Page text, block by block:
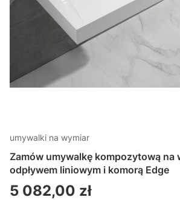
umywalki na wymiar
Zamów umywalkę kompozytową na
odpływem liniowym i komorą Edge
Cena
5 082,00 zł